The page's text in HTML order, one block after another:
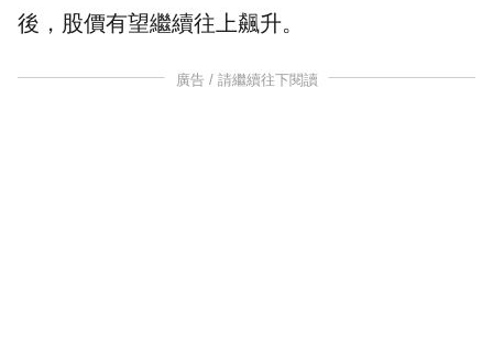
後，股價有望繼續往上飆升。
廣告 / 請繼續往下閱讀